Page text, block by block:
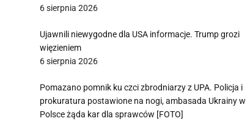
6 sierpnia 2026
Ujawnili niewygodne dla USA informacje. Trump grozi
więzieniem
6 sierpnia 2026
Pomazano pomnik ku czci zbrodniarzy z UPA. Policja i
prokuratura postawione na nogi, ambasada Ukrainy w
Polsce żąda kar dla sprawców [FOTO]